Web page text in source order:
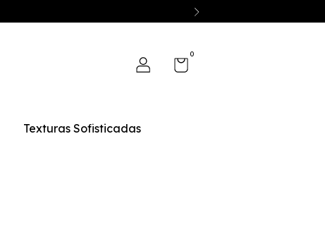
0
Texturas Sofisticadas